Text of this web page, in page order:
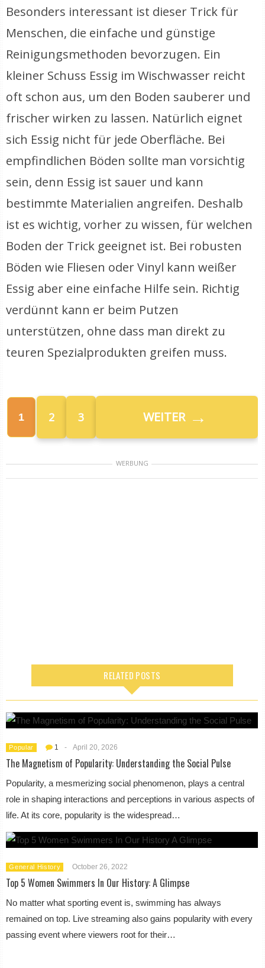
Besonders interessant ist dieser Trick für
Menschen, die einfache und günstige
Reinigungsmethoden bevorzugen. Ein
kleiner Schuss Essig im Wischwasser reicht
oft schon aus, um den Boden sauberer und
frischer wirken zu lassen. Natürlich eignet
sich Essig nicht für jede Oberfläche. Bei
empfindlichen Böden sollte man vorsichtig
sein, denn Essig ist sauer und kann
bestimmte Materialien angreifen. Deshalb
ist es wichtig, vorher zu wissen, für welchen
Boden der Trick geeignet ist. Bei robusten
Böden wie Fliesen oder Vinyl kann weißer
Essig aber eine einfache Hilfe sein. Richtig
verdünnt kann er beim Putzen
unterstützen, ohne dass man direkt zu
teuren Spezialprodukten greifen muss.
1 2 3 WEITER →
WERBUNG
RELATED POSTS
Popular 1 - April 20, 2026
The Magnetism of Popularity: Understanding the Social Pulse
Popularity, a mesmerizing social phenomenon, plays a central
role in shaping interactions and perceptions in various aspects of
life. At its core, popularity is the widespread…
General History October 26, 2022
Top 5 Women Swimmers In Our History: A Glimpse
No matter what sporting event is, swimming has always
remained on top. Live streaming also gains popularity with every
passing event where viewers root for their…